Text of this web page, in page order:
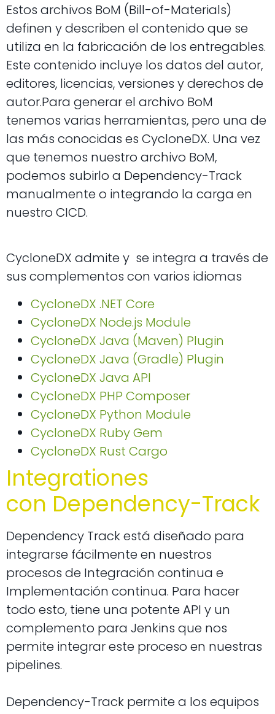
Estos archivos BoM (Bill-of-Materials)
definen y describen el contenido que se
utiliza en la fabricación de los entregables.
Este contenido incluye los datos del autor,
editores, licencias, versiones y derechos de
autor.Para generar el archivo BoM
tenemos varias herramientas, pero una de
las más conocidas es CycloneDX. Una vez
que tenemos nuestro archivo BoM,
podemos subirlo a Dependency-Track
manualmente o integrando la carga en
nuestro CICD.
CycloneDX admite y se integra a través de
sus complementos con varios idiomas
CycloneDX .NET Core
CycloneDX Node.js Module
CycloneDX Java (Maven) Plugin
CycloneDX Java (Gradle) Plugin
CycloneDX Java API
CycloneDX PHP Composer
CycloneDX Python Module
CycloneDX Ruby Gem
CycloneDX Rust Cargo
Integrationes
con Dependency-Track
Dependency Track está diseñado para
integrarse fácilmente en nuestros
procesos de Integración continua e
Implementación continua. Para hacer
todo esto, tiene una potente API y un
complemento para Jenkins que nos
permite integrar este proceso en nuestras
pipelines.
Dependency-Track permite a los equipos